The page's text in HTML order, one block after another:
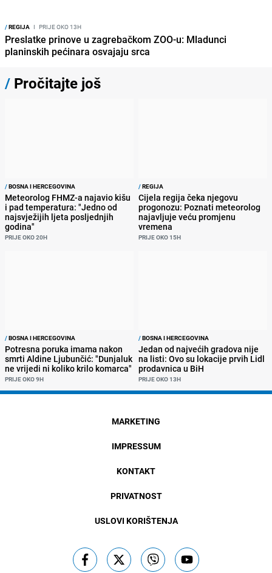
/REGIJA I PRIJE OKO 13H
Preslatke prinove u zagrebačkom ZOO-u: Mladunci
planinskih pećinara osvajaju srca
/ Pročitajte još
/BOSNA I HERCEGOVINA
Meteorolog FHMZ-a najavio kišu
i pad temperatura: "Jedno od
najsvježijih ljeta posljednjih
godina"
PRIJE OKO 20H
/REGIJA
Cijela regija čeka njegovu
progonozu: Poznati meteorolog
najavljuje veću promjenu
vremena
PRIJE OKO 15H
/BOSNA I HERCEGOVINA
Potresna poruka imama nakon
smrti Aldine Ljubunčić: "Dunjaluk
ne vrijedi ni koliko krilo komarca"
PRIJE OKO 9H
/BOSNA I HERCEGOVINA
Jedan od najvećih gradova nije
na listi: Ovo su lokacije prvih Lidl
prodavnica u BiH
PRIJE OKO 13H
MARKETING
IMPRESSUM
KONTAKT
PRIVATNOST
USLOVI KORIŠTENJA